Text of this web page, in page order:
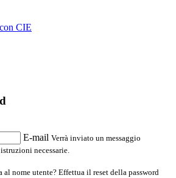
CIE
E-mail Verrà inviato un messaggio
necessarie.
al nome utente? Effettua il reset della password